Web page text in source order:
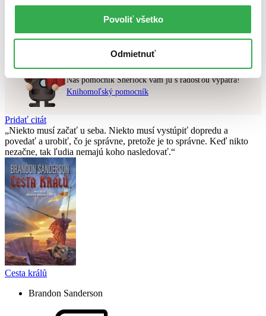
Povoliť všetko
Odmietnuť
V cudzom jazykuv predpredaji
vyhovujúci zadaným podmienkam.
Chcete poradiť knihu?
Náš pomocník Sherlock vám ju s radosťou vypátra!
Knihomoľský pomocník
Pridať citát
Niekto musí začať u seba. Niekto musí vystúpiť dopredu a
povedať a urobiť, čo je správne, pretože je to správne. Keď nikto
nezačne, tak ľudia nemajú koho nasledovať.
Cesta králů
Brandon Sanderson